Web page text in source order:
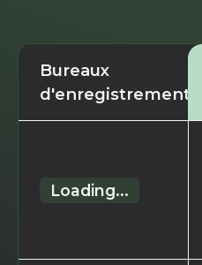
Bureaux
d'enregistrement
Loading...